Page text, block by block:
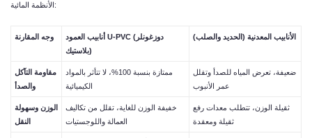
الأنظمة المائية:
وجه المقارنة أنابيب العمود U-PVC ( دوزغونلر
بلاستيك)
الأنابيب المعدنية ( الحديد والصلب)
مقاومة التآكل
والصدأ
ممتازة بنسبة 100%، لا تتأثر بالمواد
الكيميائية
ضعيفة، تعرض المياه للصدأ وتقلل
عمر الأنبوب
الوزن وسهولة
النقل
خفيفة الوزن للغاية، تقلل من تكاليف
العمالة واللوجستيات
ثقيلة الوزن، تتطلب معدات رفع
ثقيلة ومعقدة